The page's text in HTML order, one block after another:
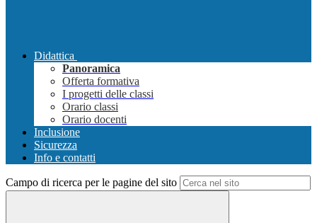
Didattica
Panoramica
Offerta formativa
I progetti delle classi
Orario classi
Orario docenti
Inclusione
Sicurezza
Info e contatti
Campo di ricerca per le pagine del sito